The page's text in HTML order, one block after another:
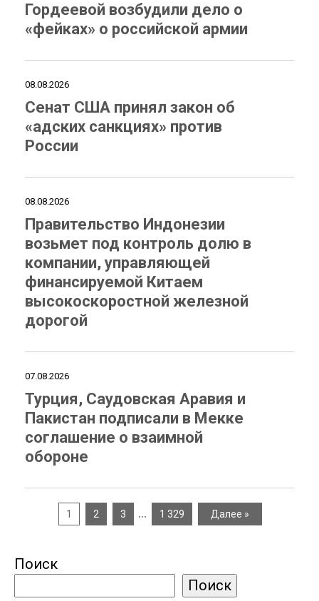
Гордеевой возбудили дело о
«фейках» о российской армии
08.08.2026
Сенат США принял закон об
«адских санкциях» против
России
08.08.2026
Правительство Индонезии
возьмет под контроль долю в
компании, управляющей
финансируемой Китаем
высокоскоростной железной
дорогой
07.08.2026
Турция, Саудовская Аравия и
Пакистан подписали в Мекке
соглашение о взаимной
обороне
1 2 3 … 1 329 Далее »
Поиск
Поиск